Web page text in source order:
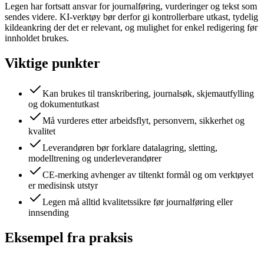
Legen har fortsatt ansvar for journalføring, vurderinger og tekst som
sendes videre. KI-verktøy bør derfor gi kontrollerbare utkast, tydelig
kildeankring der det er relevant, og mulighet for enkel redigering før
innholdet brukes.
Viktige punkter
Kan brukes til transkribering, journalsøk, skjemautfylling
og dokumentutkast
Må vurderes etter arbeidsflyt, personvern, sikkerhet og
kvalitet
Leverandøren bør forklare datalagring, sletting,
modelltrening og underleverandører
CE-merking avhenger av tiltenkt formål og om verktøyet
er medisinsk utstyr
Legen må alltid kvalitetssikre før journalføring eller
innsending
Eksempel fra praksis